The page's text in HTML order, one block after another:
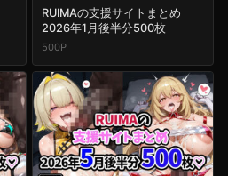
RUIMAの支援サイトまとめ
2026年1月後半分500枚
500P